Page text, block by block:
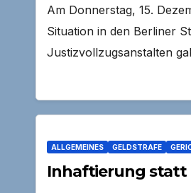
Am Donnerstag, 15.
Situation in den Berliner
Justizvollzugsanstalten
ALLGEMEINES GELDSTRAFE
Inhaftierung statt